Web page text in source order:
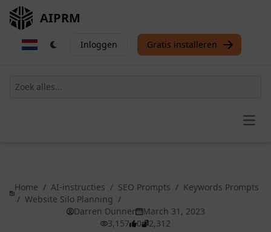
AIPRM
Inloggen Gratis installeren
Home / AI-instructies / SEO Prompts / Keywords Prompts
/ Website Silo Planning /
Darren Dunner
March 31, 2023
3,157
0 2,312